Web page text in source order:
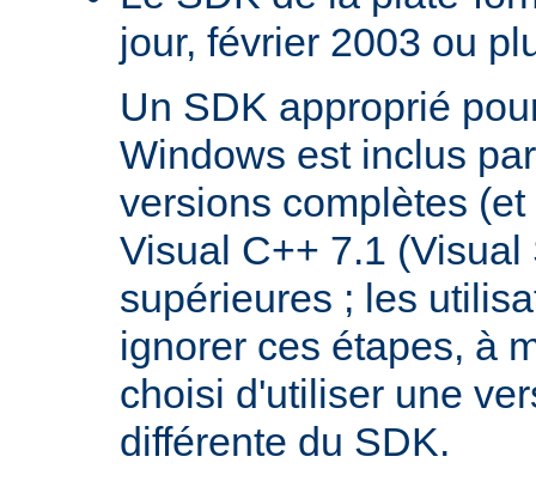
jour, février 2003 ou
Un SDK approprié
Windows est inclus
versions complètes
Visual C++ 7.1
supérieures ; les
ignorer ces étapes, à
choisi d'utiliser une
différente du SDK.